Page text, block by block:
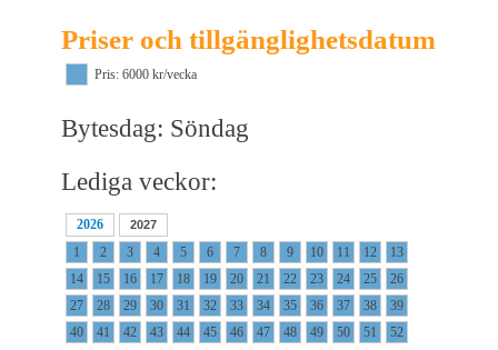
Priser och tillgänglighetsdatum
Pris: 6000 kr/vecka
Bytesdag: Söndag
Lediga veckor:
2026 2027
1 2 3 4 5 6 7 8 9 10 11 12
13
14
15 16 17 18 19 20 21 22 23 24 25
26
27
28 29 30 31 32 33 34 35 36 37 38
39
40
41 42 43 44 45 46 47 48 49 50 51 52